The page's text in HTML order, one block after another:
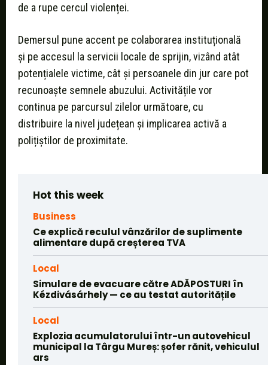
de a rupe cercul violenței.
Demersul pune accent pe colaborarea instituțională
și pe accesul la servicii locale de sprijin, vizând atât
potențialele victime, cât și persoanele din jur care pot
recunoaște semnele abuzului. Activitățile vor
continua pe parcursul zilelor următoare, cu
distribuire la nivel județean și implicarea activă a
polițiștilor de proximitate.
Hot this week
Business
Ce explică reculul vânzărilor de suplimente
alimentare după creșterea TVA
Local
Simulare de evacuare către ADĂPOSTURI în
Kézdivásárhely — ce au testat autoritățile
Local
Explozia acumulatorului într-un autovehicul
municipal la Târgu Mureș: șofer rănit, vehiculul
ars